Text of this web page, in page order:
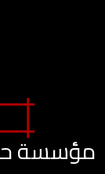
مؤسسة